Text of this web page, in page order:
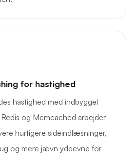
for hastighed
hastighed med indbygget
og Memcached arbejder
hurtigere sideindlæsninger,
og mere jævn ydeevne for